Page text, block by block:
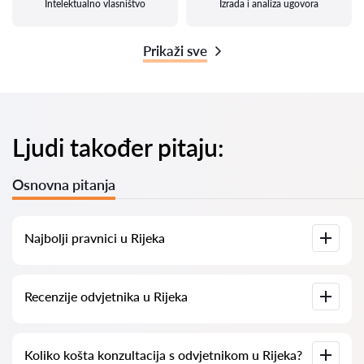
Intelektualno vlasništvo Izrada i analiza ugovora
Prikaži sve
Ljudi također pitaju:
Osnovna pitanja
Najbolji pravnici u Rijeka
informacijama. Cijene, recenzije, telefonski brojevi i adrese.
Recenzije odvjetnika u Rijeka
odvjetnicima. Ne brišemo negativne recenzije niti postoji
Koliko košta konzultacija s odvjetnikom u Rijeka?